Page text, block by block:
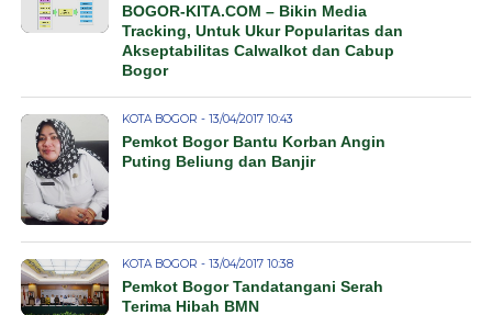
BOGOR-KITA.COM – Bikin Media
Tracking, Untuk Ukur Popularitas dan
Akseptabilitas Calwalkot dan Cabup
Bogor
KOTA BOGOR - 13/04/2017 10:43
Pemkot Bogor Bantu Korban Angin
Puting Beliung dan Banjir
KOTA BOGOR - 13/04/2017 10:38
Pemkot Bogor Tandatangani Serah
Terima Hibah BMN